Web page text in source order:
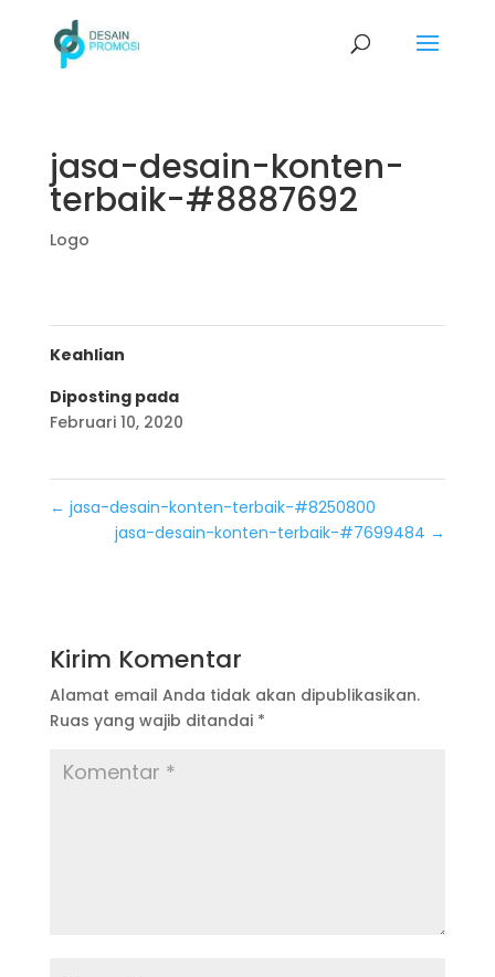
jasa-desain-konten-
terbaik-#8887692
Logo
Keahlian
Diposting pada
Februari 10, 2020
← jasa-desain-konten-terbaik-#8250800
jasa-desain-konten-terbaik-#7699484 →
Kirim Komentar
Alamat email Anda tidak akan dipublikasikan.
Ruas yang wajib ditandai *